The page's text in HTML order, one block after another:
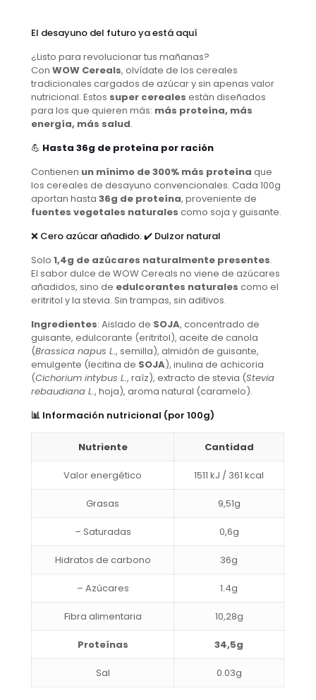
El desayuno del futuro ya está aquí
¿Listo para revolucionar tus mañanas?
ConWOW Cereals, olvídate de los cereales
tradicionales cargados de azúcar y sin apenas valor
nutricional. Estos super cereales están diseñados
para los que quieren más: más proteína, más
energía, más salud.
💪 Hasta 36g de proteína por ración
Contienen un mínimo de 300% más proteína que
los cereales de desayuno convencionales. Cada 100g
aportan hasta36g de proteína, proveniente de
fuentes vegetales naturales como soja y guisante.
❌ Cero azúcar añadido. ✔️ Dulzor natural
Solo1,4g de azúcares naturalmente presentes.
El sabor dulce de WOW Cereals no viene de azúcares
añadidos, sino de edulcorantes naturales como el
eritritol y la stevia. Sin trampas, sin aditivos.
Ingredientes: Aislado de SOJA, concentrado de
guisante, edulcorante (eritritol), aceite de canola
(Brassica napus L., semilla), almidón de guisante,
emulgente (lecitina de SOJA), inulina de achicoria
(Cichorium intybus L., raíz), extracto de stevia (Stevia
rebaudiana L., hoja), aroma natural (caramelo).
📊 Información nutricional (por 100g)
Nutriente Cantidad
Valor energético 1511 kJ / 361 kcal
Grasas 9,51g
– Saturadas 0,6g
Hidratos de carbono 36g
– Azúcares 1.4g
Fibra alimentaria 10,28g
Proteínas 34,5g
Sal 0.03g